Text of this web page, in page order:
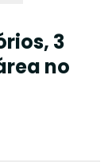
3
no